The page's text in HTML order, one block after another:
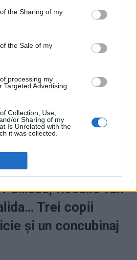
the Sharing of my
the Sale of my
processing my
Targeted Advertising.
Collection, Use,
or Sharing of my
Is Unrelated with the
it was collected.
(„Istoria noastră”),
de onoare la Festivalul de Film de
Premiul Festivalului Internaţional
a fost obținut în mai 2019 –
la Cannes, primit din mâinile fiicei
lui: Romy
Darc, Nathalie
Rosalie van
Trei copii
și un concubinaj